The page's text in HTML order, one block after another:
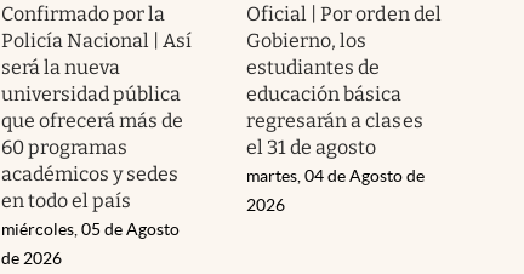
Confirmado por la
Policía Nacional | Así
será la nueva
universidad pública
que ofrecerá más de
60 programas
académicos y sedes
en todo el país
miércoles, 05 de Agosto
de 2026
Oficial | Por orden del
Gobierno, los
estudiantes de
educación básica
regresarán a clases
el 31 de agosto
martes, 04 de Agosto de
2026